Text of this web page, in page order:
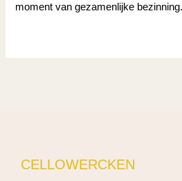
moment van gezamenlijke bezinning.
CELLOWERCKEN